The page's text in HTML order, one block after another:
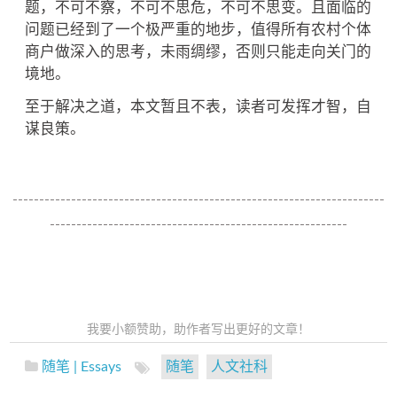
题，不可不察，不可不思危，不可不思变。且面临的
问题已经到了一个极严重的地步，值得所有农村个体
商户做深入的思考，未雨绸缪，否则只能走向关门的
境地。
至于解决之道，本文暂且不表，读者可发挥才智，自
谋良策。
----------------------------------------------------------------------
--------------------------------------------------------
我要小额赞助，助作者写出更好的文章！
随笔 | Essays 随笔 人文社科